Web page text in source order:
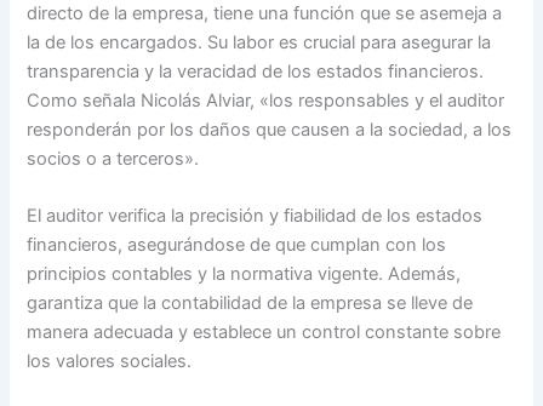
directo de la empresa, tiene una función que se asemeja a
la de los encargados. Su labor es crucial para asegurar la
transparencia y la veracidad de los estados financieros.
Como señala Nicolás Alviar, «los responsables y el auditor
responderán por los daños que causen a la sociedad, a los
socios o a terceros».
El auditor verifica la precisión y fiabilidad de los estados
financieros, asegurándose de que cumplan con los
principios contables y la normativa vigente. Además,
garantiza que la contabilidad de la empresa se lleve de
manera adecuada y establece un control constante sobre
los valores sociales.